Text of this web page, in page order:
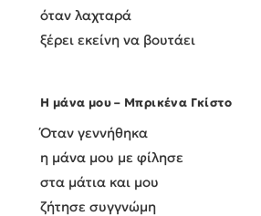
όταν λαχταρά
ξέρει εκείνη να βουτάει
Η μάνα μου – Μπρικένα Γκίστο
Όταν γεννήθηκα
η μάνα μου με φίλησε
στα μάτια και μου
ζήτησε συγγνώμη